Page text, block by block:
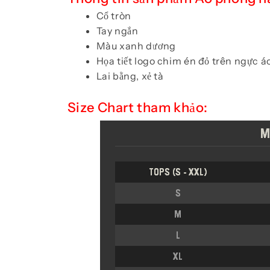
Cổ tròn
Tay ngắn
Màu xanh dương
Họa tiết logo chim én đỏ trên ngực
Lai bằng, xẻ tà
Size Chart tham khảo: